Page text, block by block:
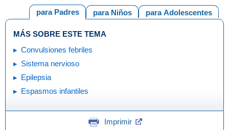
para Adolescentes
para Niños
para Padres
MÁS SOBRE ESTE TEMA
Convulsiones febriles
Sistema nervioso
Epilepsia
Espasmos infantiles
Imprimir